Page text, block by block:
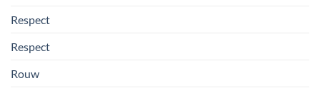
Respect
Respect
Rouw